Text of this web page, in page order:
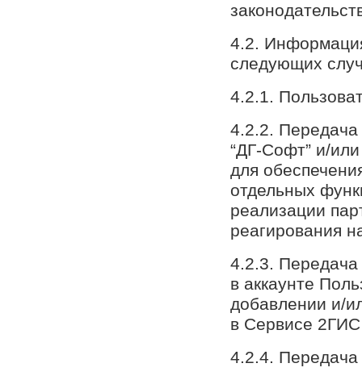
4.2.
следующих
4.2.1.
4.2.2.
“ДГ-Софт” и/
для
отдельных
реализации
реагирования
4.2.3. Передача
в аккаунте
добавлении и/
в Сервисе
4.2.4.